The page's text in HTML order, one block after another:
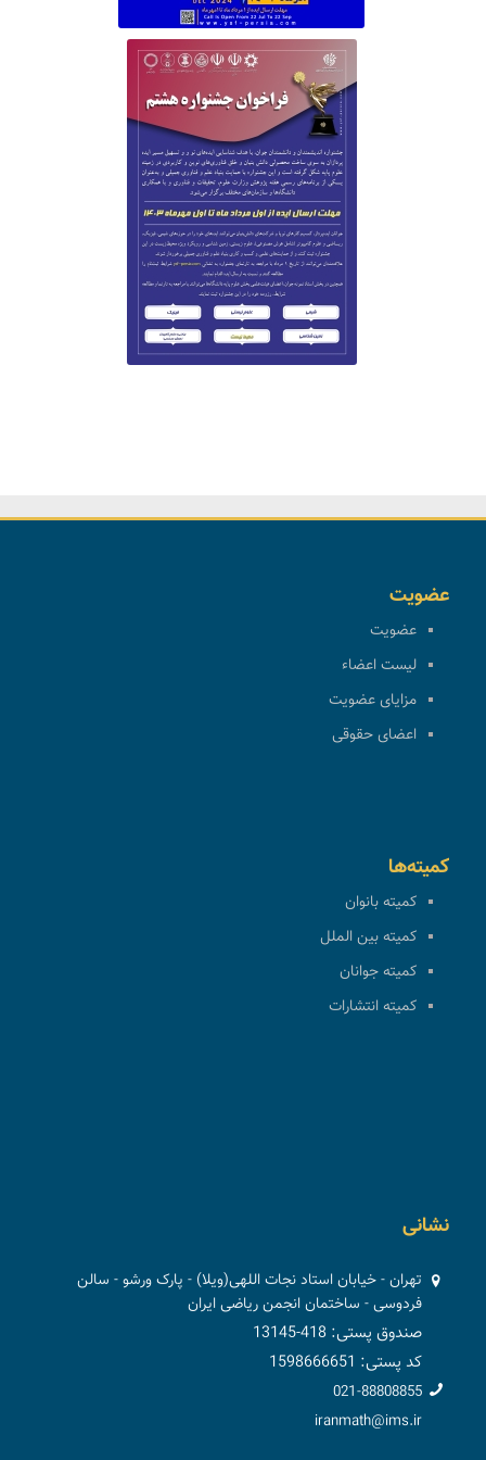
عضویت
عضویت
لیست اعضاء
مزایای عضویت
اعضای حقوقی
کمیته‌ها
کمیته بانوان
کمیته بین الملل
کمیته جوانان
کمیته انتشارات
نشانی
تهران - خیابان استاد نجات اللهی(ویلا) - پارک ورشو - سالن
فردوسی - ساختمان انجمن ریاضی ایران
صندوق پستی: 418-13145
کد پستی: 1598666651
021-88808855
iranmath@ims.ir